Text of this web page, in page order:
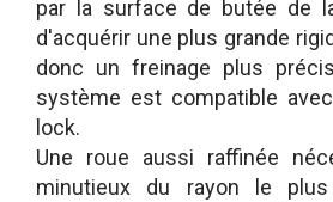
par la surface de butée de
d'acquérir une plus grande
donc un freinage plus
système est compatible
lock.
Une roue aussi raffinée
minutieux du rayon le